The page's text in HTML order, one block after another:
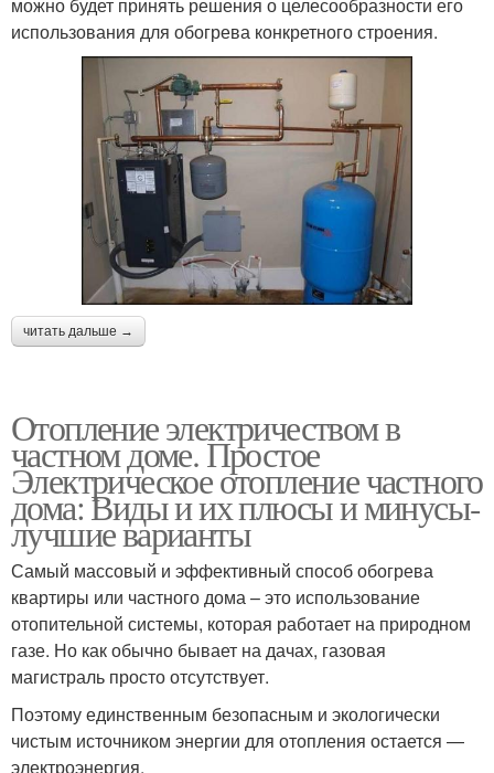
использования для обогрева конкретного строения.
читать дальше →
Отопление электричеством в
частном доме. Простое
Электрическое отопление частного
дома: Виды и их плюсы и минусы-
лучшие варианты
Самый массовый и эффективный способ обогрева
квартиры или частного дома – это использование
отопительной системы, которая работает на природном
газе. Но как обычно бывает на дачах, газовая
магистраль просто отсутствует.
Поэтому единственным безопасным и экологически
чистым источником энергии для отопления остается —
электроэнергия.